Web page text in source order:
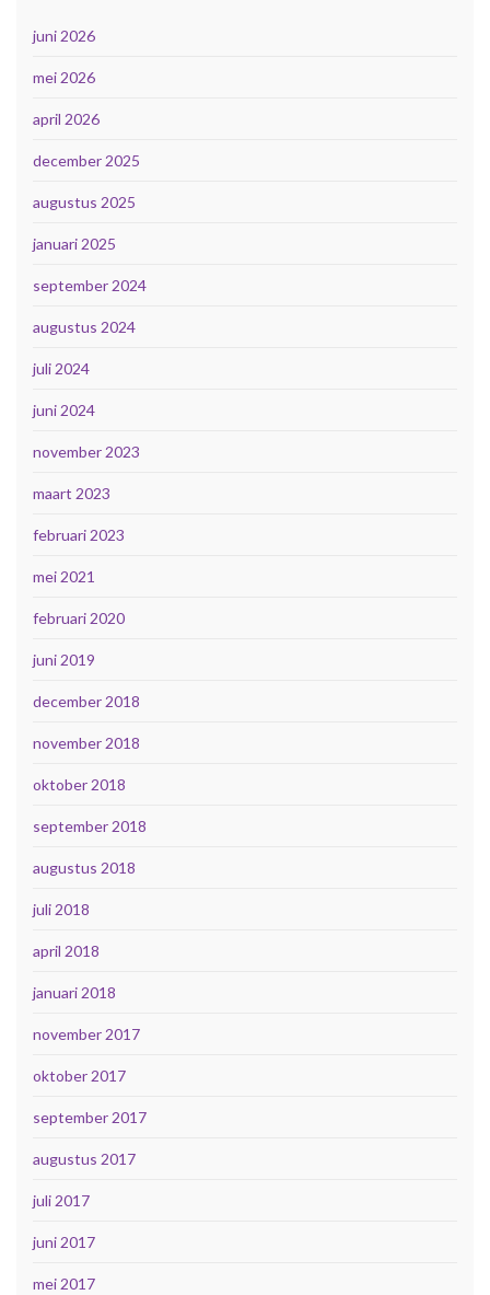
juni 2026
mei 2026
april 2026
december 2025
augustus 2025
januari 2025
september 2024
augustus 2024
juli 2024
juni 2024
november 2023
maart 2023
februari 2023
mei 2021
februari 2020
juni 2019
december 2018
november 2018
oktober 2018
september 2018
augustus 2018
juli 2018
april 2018
januari 2018
november 2017
oktober 2017
september 2017
augustus 2017
juli 2017
juni 2017
mei 2017